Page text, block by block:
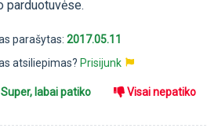
parduotuvėse.
parašytas: 2017.05.11
atsiliepimas? Prisijunk
Super, labai patiko Visai nepatiko